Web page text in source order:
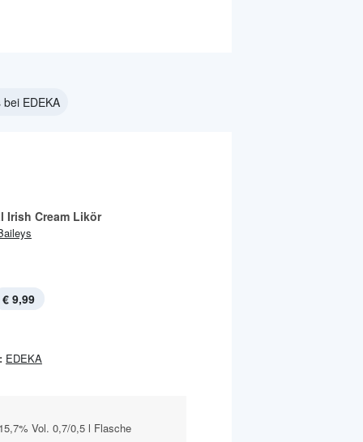
EDEKA
Irish Cream Likör
€ 9,99
EDEKA
Vol. 0,7/0,5 l Flasche